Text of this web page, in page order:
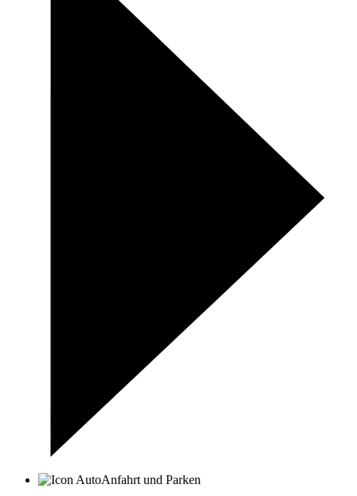
Anfahrt und Parken